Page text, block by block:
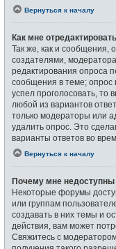
Вернуться к началу
Как мне
Так же, как и сообщения,
создателями,
редактирования опроса
сообщения в теме; опрос
успел проголосовать, то
любой из вариантов
только модераторы или
удалить опрос. Это
варианты ответов во
Вернуться к началу
Почему мне
Некоторые форумы
или группам
создавать в них темы и
действия, вам может
Свяжитесь с